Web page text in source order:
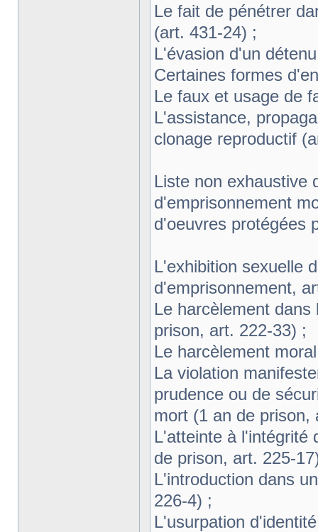
Le fait de pénétrer
(art. 431-24) ;
L'évasion d'un
Certaines formes
Le faux et usage de
L'assistance,
clonage reproductif
Liste non exhaustive
d'emprisonnement
d'oeuvres protégées
L'exhibition sexuelle
d'emprisonnement,
Le harcèlement
prison, art. 222-33) ;
Le harcèlement
La violation
prudence ou de
mort (1 an de prison,
L'atteinte à l'intégrité
de prison, art. 225-
L'introduction dans
226-4) ;
L'usurpation